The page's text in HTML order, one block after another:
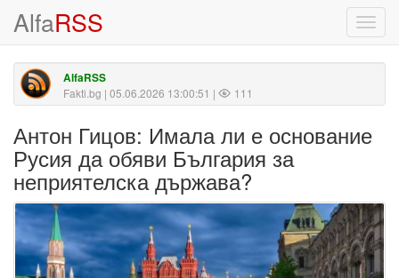
AlfaRSS
AlfaRSS
Fakti.bg | 05.06.2026 13:00:51 | 111
Антон Гицов: Имала ли е основание
Русия да обяви България за
неприятелска държава?